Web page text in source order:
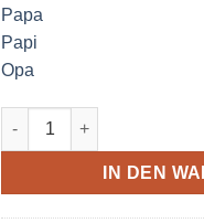
Papa
Papi
Opa
Luftballon-Bild mit
IN DEN